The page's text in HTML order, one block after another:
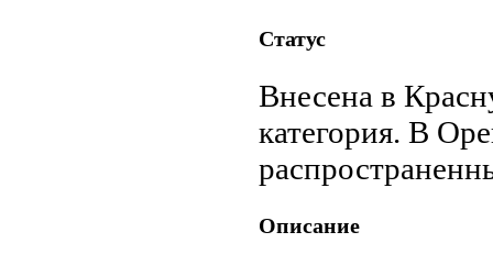
Статус
Внесена в
категория. В
Описание